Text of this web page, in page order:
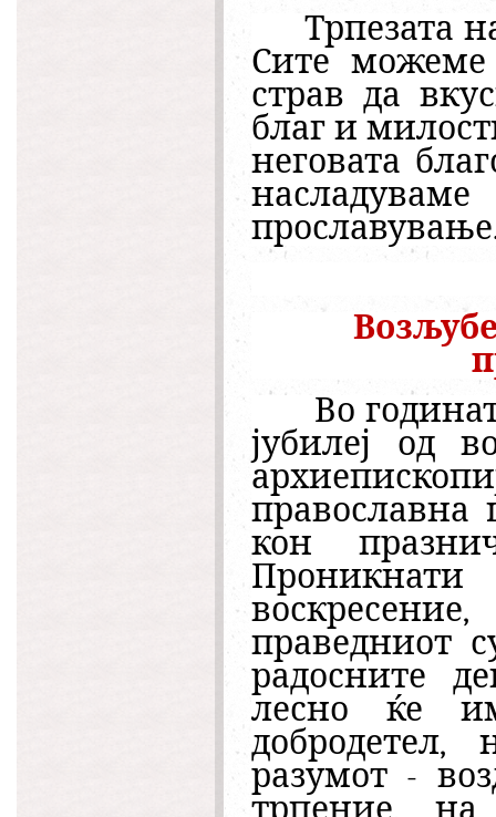
Трпезата
Сите
страв да
благ и
неговата
Во
јубилеј од
православна
кон
праведниот
радосните
лесно ќе
разумот -